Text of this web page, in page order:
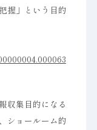
握」という目的
収集目的になる
ショールーム的